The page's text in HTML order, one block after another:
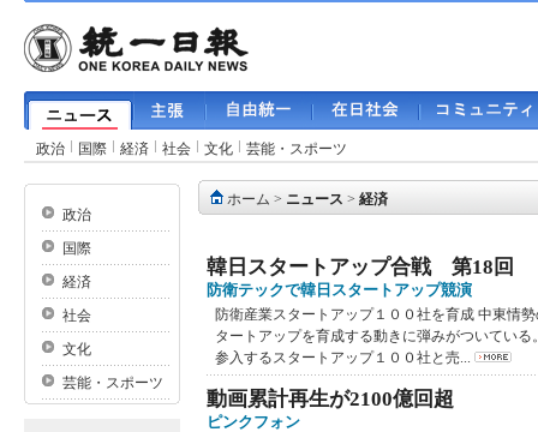
政治 国際 経済 社会 文化 芸能・スポーツ
政治
国際
経済
社会
文化
芸能・スポーツ
ホーム > ニュース > 経済
韓日スタートアップ合戦 第18回
防衛テックで韓日スタートアップ競演
防衛産業スタートアップ１００社を育成 中東情
タートアップを育成する動きに弾みがついてい
参入するスタートアップ１００社と売...
動画累計再生が2100億回超
ピンクフォン